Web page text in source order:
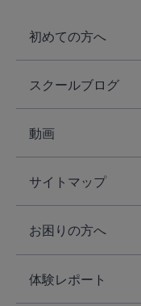
初めての方へ
スクールブログ
動画
サイトマップ
お困りの方へ
体験レポート